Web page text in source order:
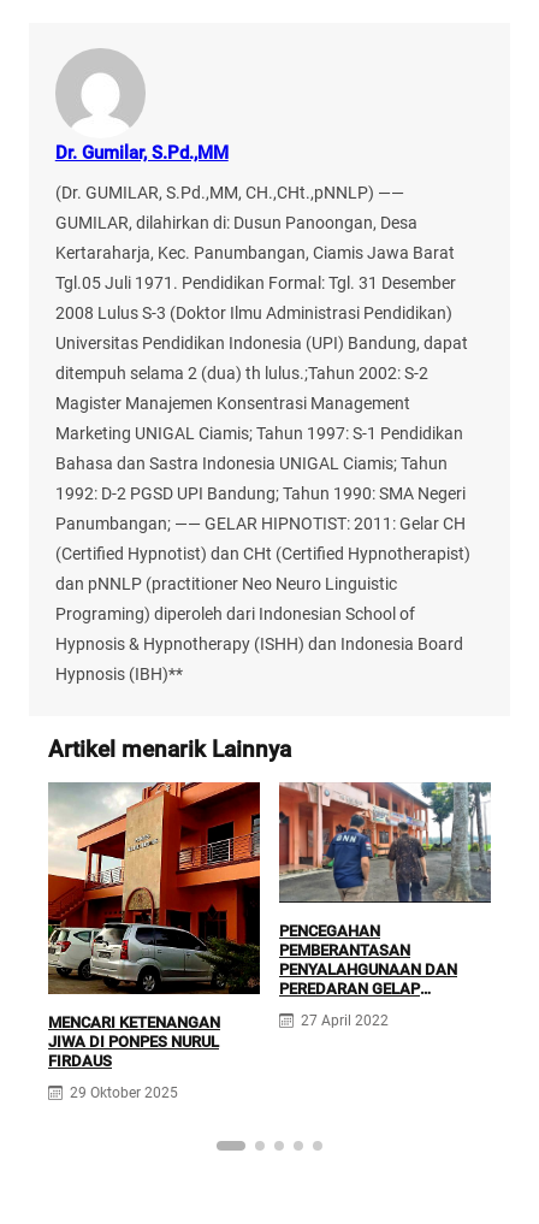
Dr. Gumilar, S.Pd.,MM
(Dr. GUMILAR, S.Pd.,MM, CH.,CHt.,pNNLP) ——
GUMILAR, dilahirkan di: Dusun Panoongan, Desa
Kertaraharja, Kec. Panumbangan, Ciamis Jawa Barat
Tgl.05 Juli 1971. Pendidikan Formal: Tgl. 31 Desember
2008 Lulus S-3 (Doktor Ilmu Administrasi Pendidikan)
Universitas Pendidikan Indonesia (UPI) Bandung, dapat
ditempuh selama 2 (dua) th lulus.;Tahun 2002: S-2
Magister Manajemen Konsentrasi Management
Marketing UNIGAL Ciamis; Tahun 1997: S-1 Pendidikan
Bahasa dan Sastra Indonesia UNIGAL Ciamis; Tahun
1992: D-2 PGSD UPI Bandung; Tahun 1990: SMA Negeri
Panumbangan; —— GELAR HIPNOTIST: 2011: Gelar CH
(Certified Hypnotist) dan CHt (Certified Hypnotherapist)
dan pNNLP (practitioner Neo Neuro Linguistic
Programing) diperoleh dari Indonesian School of
Hypnosis & Hypnotherapy (ISHH) dan Indonesia Board
Hypnosis (IBH)**
Artikel menarik Lainnya
MENCARI KETENANGAN
JIWA DI PONPES NURUL
FIRDAUS
29 Oktober 2025
PENCEGAHAN
PEMBERANTASAN
PENYALAHGUNAAN DAN
PEREDARAN GELAP
Ciamis ke Ponpes Nurul
27 April 2022